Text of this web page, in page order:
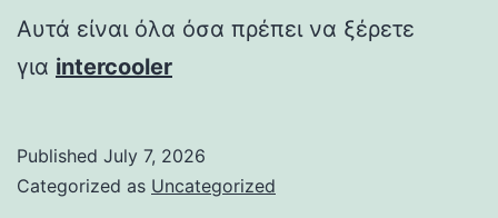
Αυτά είναι όλα όσα πρέπει να ξέρετε
για intercooler
Published July 7, 2026
Categorized as Uncategorized